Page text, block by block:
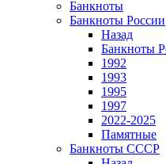
Банкноты
Банкноты России
Назад
Банкноты
1992
1993
1995
1997
2022-2025
Памятные
Банкноты СССР